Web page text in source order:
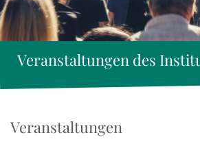
Veranstaltungen des
Veranstaltungen